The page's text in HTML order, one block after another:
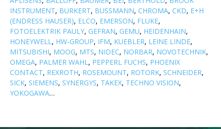
INSTRUMENT, BURKERT, BUSSMANN, CHROMA, CKD, E+H
(ENDRESS HAUSER), ELCO, EMERSON, FLUKE,
FOTOELEKTRIK PAULY, GEFRAN, GEMU, HEIDENHAIN,
HONEYWELL, HW-GROUP, IFM, KUEBLER, LEINE LINDE,
MITSUBISHI, MOOG, MTS, NIDEC, NORBAR, NOVOTECHNIK,
OMEGA, PALMER WAHL, PEPPERL FUCHS, PHOENIX
CONTACT, REXROTH, ROSEMOUNT, ROTORK, SCHNEIDER,
SICK, SIEMENS, SYNERGYS, TAKEX, TECHNO VISION,
YOKOGAWA…